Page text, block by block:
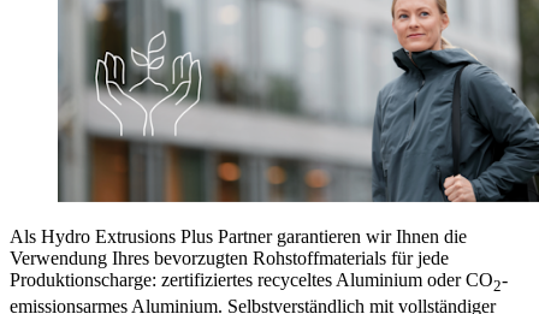
Als Hydro Extrusions Plus Partner garantieren wir Ihnen die
Verwendung Ihres bevorzugten Rohstoffmaterials für jede
Produktionscharge: zertifiziertes recyceltes Aluminium oder CO2-
emissionsarmes Aluminium. Selbstverständlich mit vollständiger